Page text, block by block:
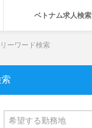
ベトナム求人検索
ーワード検索